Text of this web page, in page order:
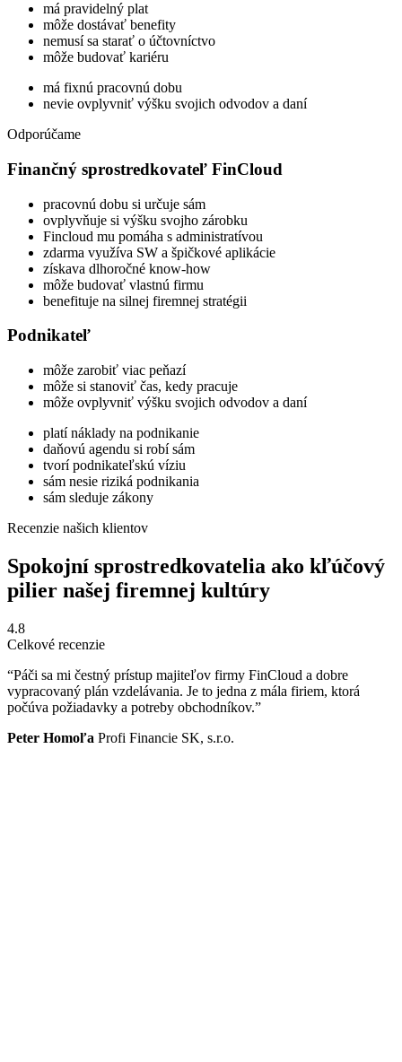
má pravidelný plat
môže dostávať benefity
nemusí sa starať o účtovníctvo
môže budovať kariéru
má fixnú pracovnú dobu
nevie ovplyvniť výšku svojich odvodov a daní
Odporúčame
Finančný sprostredkovateľ FinCloud
pracovnú dobu si určuje sám
ovplyvňuje si výšku svojho zárobku
Fincloud mu pomáha s administratívou
zdarma využíva SW a špičkové aplikácie
získava dlhoročné know-how
môže budovať vlastnú firmu
benefituje na silnej firemnej stratégii
Podnikateľ
môže zarobiť viac peňazí
môže si stanoviť čas, kedy pracuje
môže ovplyvniť výšku svojich odvodov a daní
platí náklady na podnikanie
daňovú agendu si robí sám
tvorí podnikateľskú víziu
sám nesie riziká podnikania
sám sleduje zákony
Recenzie našich klientov
Spokojní sprostredkovatelia ako kľúčový
pilier našej firemnej kultúry
4.8
Celkové recenzie
“Páči sa mi čestný prístup majiteľov firmy FinCloud a dobre
vypracovaný plán vzdelávania. Je to jedna z mála firiem, ktorá
počúva požiadavky a potreby obchodníkov.”
Peter Homoľa Profi Financie SK, s.r.o.